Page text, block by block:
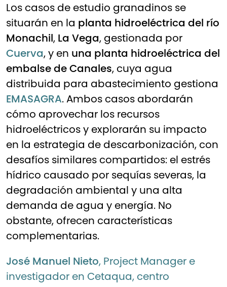
Los casos de estudio granadinos se
situarán en la planta hidroeléctrica del río
Monachil, La Vega, gestionada por
Cuerva, y en una planta hidroeléctrica del
embalse de Canales, cuya agua
distribuida para abastecimiento gestiona
EMASAGRA. Ambos casos abordarán
cómo aprovechar los recursos
hidroeléctricos y explorarán su impacto
en la estrategia de descarbonización, con
desafíos similares compartidos: el estrés
hídrico causado por sequías severas, la
degradación ambiental y una alta
demanda de agua y energía. No
obstante, ofrecen características
complementarias.
José Manuel Nieto, Project Manager e
investigador en Cetaqua, centro